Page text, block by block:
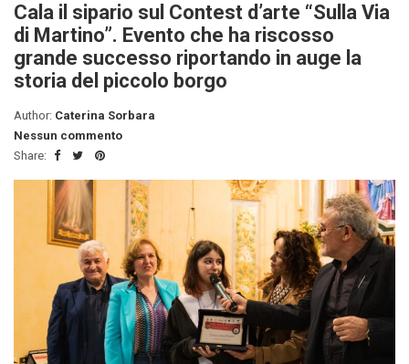
Cala il sipario sul Contest d’arte “Sulla Via
di Martino”. Evento che ha riscosso
grande successo riportando in auge la
storia del piccolo borgo
Author: Caterina Sorbara
Nessun commento
Share: